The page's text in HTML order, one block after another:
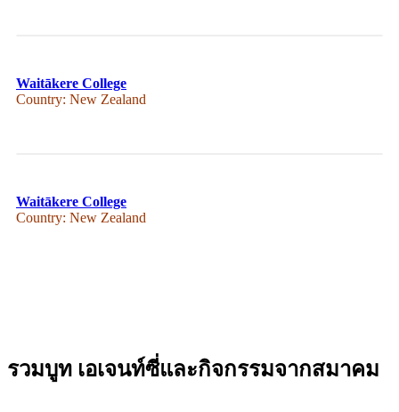
Waitākere College
Country: New Zealand
Waitākere College
Country: New Zealand
รวมบูท เอเจนท์ซี่และกิจกรรมจากสมาคม